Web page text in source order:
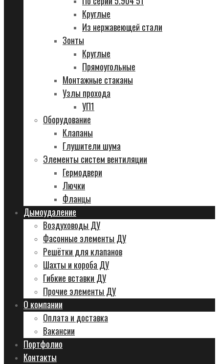
Круглые
Из нержавеющей стали
Зонты
Круглые
Прямоугольные
Монтажные стаканы
Узлы прохода
УП1
Оборудование
Клапаны
Глушители шума
Элементы систем вентиляции
Гермодвери
Лючки
Фланцы
Дымоудаление
Воздуховоды ДУ
Фасонные элементы ДУ
Решётки для клапанов
Шахты и короба ДУ
Гибкие вставки ДУ
Прочие элементы ДУ
О компании
Оплата и доставка
Вакансии
Портфолио
Контакты